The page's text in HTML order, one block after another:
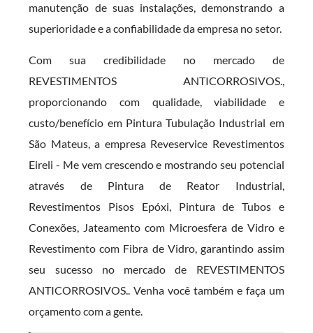
manutenção de suas instalações, demonstrando a
superioridade e a confiabilidade da empresa no setor.
Com sua credibilidade no mercado de
REVESTIMENTOS ANTICORROSIVOS.,
proporcionando com qualidade, viabilidade e
custo/benefício em Pintura Tubulação Industrial em
São Mateus, a empresa Reveservice Revestimentos
Eireli - Me vem crescendo e mostrando seu potencial
através de Pintura de Reator Industrial,
Revestimentos Pisos Epóxi, Pintura de Tubos e
Conexões, Jateamento com Microesfera de Vidro e
Revestimento com Fibra de Vidro, garantindo assim
seu sucesso no mercado de REVESTIMENTOS
ANTICORROSIVOS.. Venha você também e faça um
orçamento com a gente.